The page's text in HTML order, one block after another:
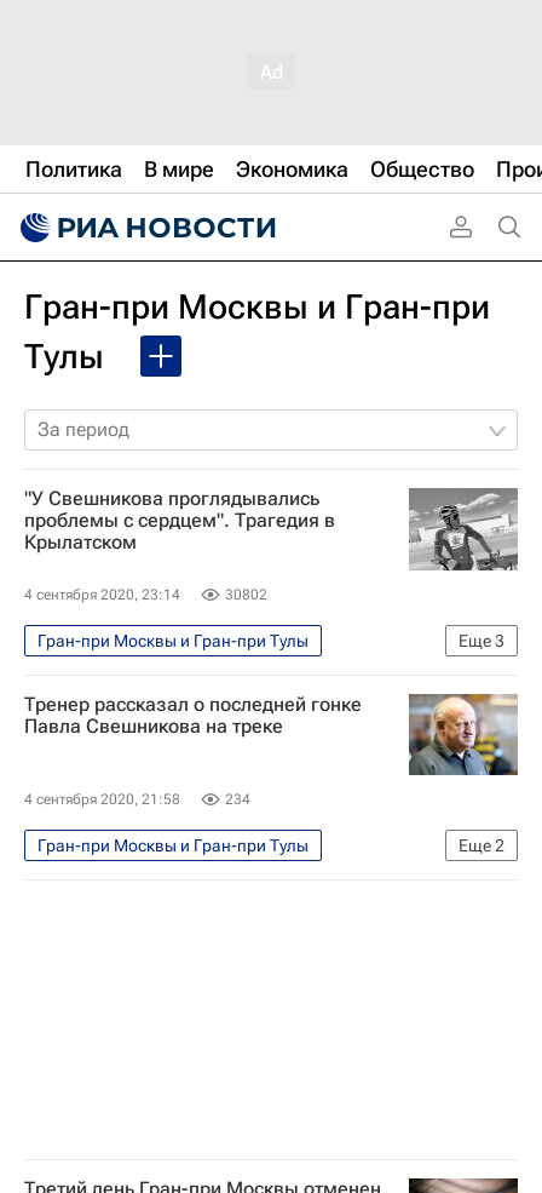
Политика В мире Экономика Общество
Гран-при Москвы и Гран-при
Тулы
За период
"У Свешникова проглядывались
проблемы с сердцем". Трагедия в
Крылатском
4 сентября 2020, 23:14 30802
Еще3
Гран-при Москвы и Гран-при Тулы
Велоспорт
Вячеслав Екимов
Сергей Ковпанец
Тренер рассказал о последней гонке
Павла Свешникова на треке
4 сентября 2020, 21:58 234
Еще2
Гран-при Москвы и Гран-при Тулы
Велоспорт
Сергей Ковпанец
Третий день Гран-при Москвы отменен